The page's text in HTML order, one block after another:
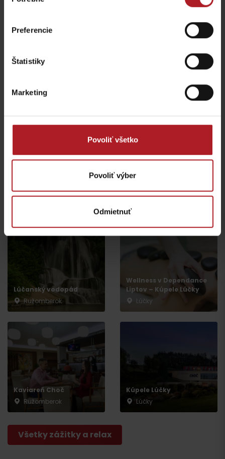
Preferencie
Štatistiky
Marketing
Povoliť všetko
Povoliť výber
Odmietnuť
Bešeňová
všetky miesta kde jesť a piť
Pamätný domček Lúčky
Informačné centrum
Lúčky
Lúčanský vodopád
Ružomberok
Wellness v Dependance
Liptov – Kúpele Lúčky
Lúčky
Kaviareň Choč
Ružomberok
Kúpele Lúčky
Lúčky
Všetky zážitky a relax